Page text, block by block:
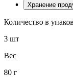
Хранение
Количество в
3 шт
Вес
80 г